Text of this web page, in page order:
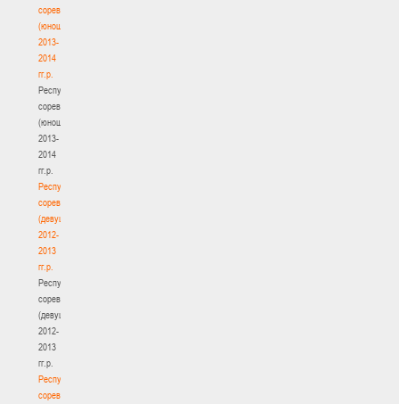
соревнования
(юноши)
2013-
2014
гг.р.
Республиканские
соревнования
(юноши)
2013-
2014
гг.р.
Республиканские
соревнования
(девушки)
2012-
2013
гг.р.
Республиканские
соревнования
(девушки)
2012-
2013
гг.р.
Республиканские
соревнования